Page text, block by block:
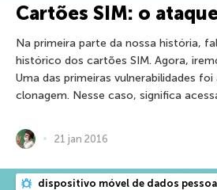
Cartões SIM: o
Na primeira parte da nossa história,
histórico dos cartões SIM. Agora,
Uma das primeiras vulnerabilidades foi
clonagem. Nesse caso, significa
21 jan 2016
dispositivo móvel de dados